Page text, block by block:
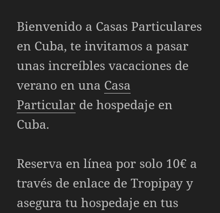
Bienvenido a Casas Particulares
en Cuba, te invitamos a pasar
unas increíbles vacaciones de
verano en una Casa
Particular de hospedaje en
Cuba.
Reserva en línea por solo 10€ a
través de enlace de Tropipay y
asegura tu hospedaje en tus